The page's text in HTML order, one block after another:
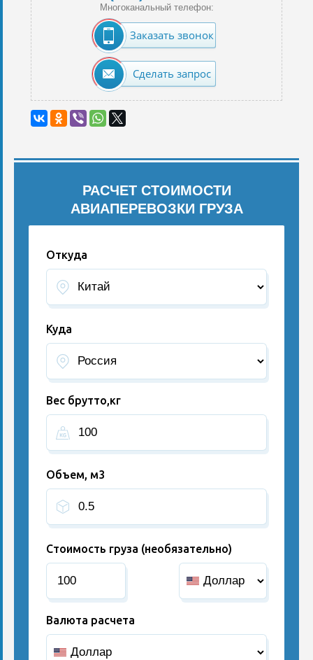
Многоканальный телефон:
Заказать звонок
Сделать запрос
РАСЧЕТ СТОИМОСТИ
АВИАПЕРЕВОЗКИ ГРУЗА
Откуда
Куда
Вес брутто,кг
Объем, м3
Стоимость груза (необязательно)
Валюта расчета